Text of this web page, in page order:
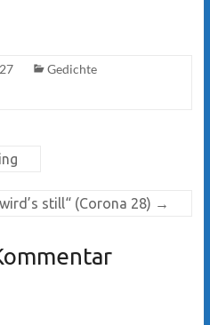
Gedichte
still“ (Corona 28) →